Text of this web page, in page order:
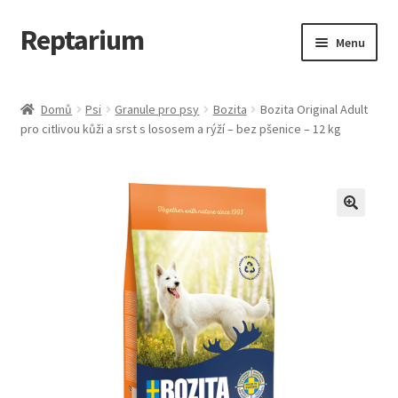
Přeskočit
na
Přejít
k
webu
Reptarium Menu
Košík
Malá zvířata — Klece, krmivo, vybavení
Domů Psi Granule pro psy Bozita
Bozita Original Adult
pro citlivou kůži a srst s lososem a rýží – bez pšenice – 12 kg